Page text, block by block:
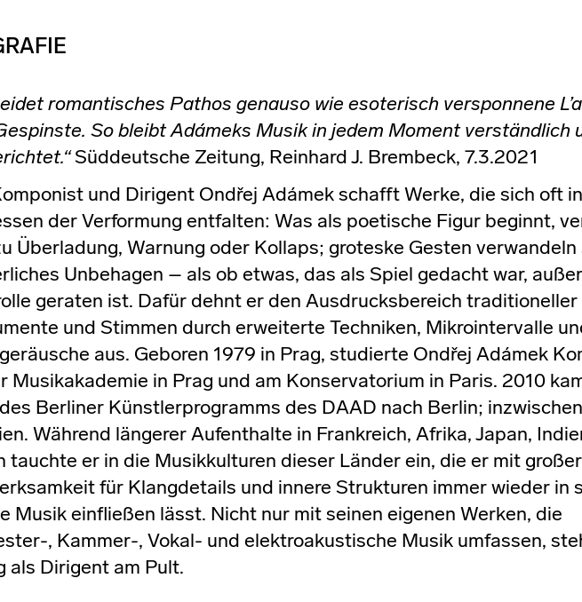
romantisches Pathos genauso wie esoterisch versponnene
So bleibt Adámeks Musik in jedem Moment verständlich
Süddeutsche Zeitung, Reinhard J. Brembeck, 7.3.2021
und Dirigent Ondřej Adámek schafft Werke, die sich oft in
der Verformung entfalten: Was als poetische Figur beginnt,
Überladung, Warnung oder Kollaps; groteske Gesten verwandeln
Unbehagen – als ob etwas, das als Spiel gedacht war, außer
geraten ist. Dafür dehnt er den Ausdrucksbereich traditioneller
und Stimmen durch erweiterte Techniken, Mikrointervalle
aus. Geboren 1979 in Prag, studierte Ondřej Adámek
Musikakademie in Prag und am Konservatorium in Paris. 2010
Berliner Künstlerprogramms des DAAD nach Berlin;
Während längerer Aufenthalte in Frankreich, Afrika, Japan,
tauchte er in die Musikkulturen dieser Länder ein, die er mit großer
für Klangdetails und innere Strukturen immer wieder in
Musik einfließen lässt. Nicht nur mit seinen eigenen Werken, die
, Kammer-, Vokal- und elektroakustische Musik umfassen,
als Dirigent am Pult.